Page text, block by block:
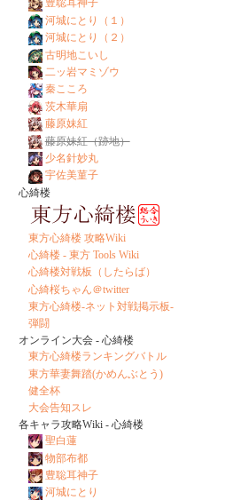
豊聡耳神子
河城にとり（１）
河城にとり（２）
古明地こいし
二ッ岩マミゾウ
秦こころ
茨木華扇
藤原妹紅
藤原妹紅（跡地）
少名針妙丸
宇佐美菫子
心綺楼
東方心綺楼 攻略Wiki
心綺楼 - 東方 Tools Wiki
心綺楼対戦板（したらば）
心綺桜ちゃん＠twitter
東方心綺楼-ネット対戦掲示板-
弾闘
オンライン大会 - 心綺楼
東方心綺楼ランキングバトル
東方華妻舞踏(かめんぶとう)
健全杯
大会告知スレ
各キャラ攻略Wiki - 心綺楼
聖白蓮
物部布都
豊聡耳神子
河城にとり